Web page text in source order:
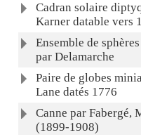
Cadran solaire
Karner datable vers
Ensemble de
par Delamarche
Paire de globes
Lane datés 1776
Canne par
(1899-1908)